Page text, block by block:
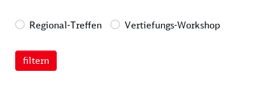
Regional-Treffen Vertiefungs-Workshop